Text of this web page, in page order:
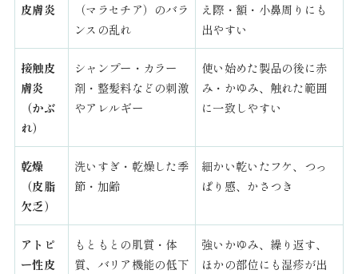
皮膚炎
（マラセチア）のバラ
ンスの乱れ
え際・額・小鼻周りにも
出やすい
接触皮
膚炎
（かぶ
れ）
シャンプー・カラー
剤・整髪料などの刺激
やアレルギー
使い始めた製品の後に赤
み・かゆみ、触れた範囲
に一致しやすい
乾燥
（皮脂
欠乏）
洗いすぎ・乾燥した季
節・加齢
細かい乾いたフケ、つっ
ぱり感、かさつき
アトピ
ー性皮
もともとの肌質・体
質、バリア機能の低下
強いかゆみ、繰り返す、
ほかの部位にも湿疹が出